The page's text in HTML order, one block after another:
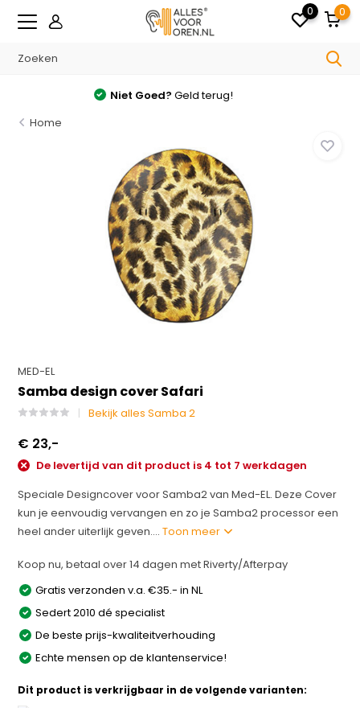
0 0
Gratisverzonden v.a. €35.- in NL
Home
MED-EL
Samba design cover Safari
Bekijk alles Samba 2
€ 23,-
De levertijd van dit product is 4 tot 7 werkdagen
Speciale Designcover voor Samba2 van Med-EL. Deze Cover
kun je eenvoudig vervangen en zo je Samba2 processor een
heel ander uiterlijk geven....Toon meer
Koop nu, betaal over 14 dagen met Riverty/Afterpay
Gratis verzonden v.a. €35.- in NL
Sedert 2010 dé specialist
De beste prijs-kwaliteitverhouding
Echte mensen op de klantenservice!
Dit product is verkrijgbaar in de volgende varianten: